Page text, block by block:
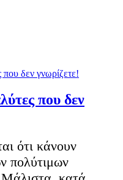
που δεν
ότι κάνουν
πολύτιμων